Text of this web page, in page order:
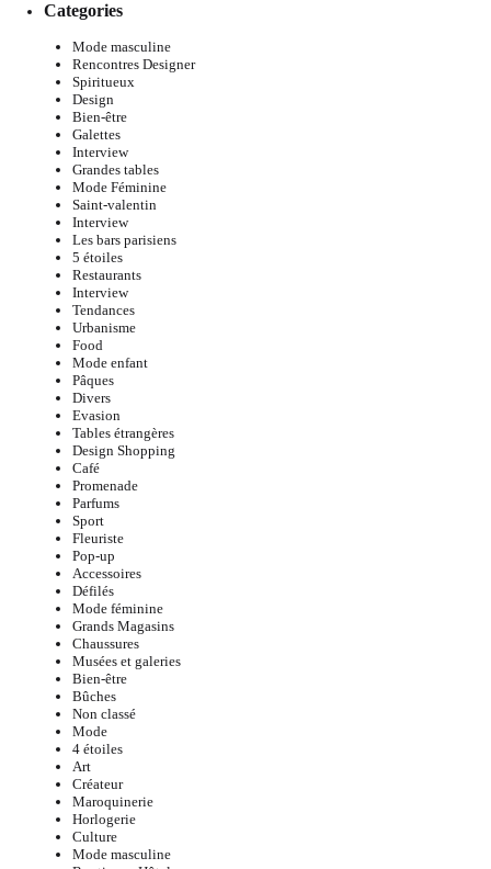
Categories
Mode masculine
Rencontres Designer
Spiritueux
Design
Bien-être
Galettes
Interview
Grandes tables
Mode Féminine
Saint-valentin
Interview
Les bars parisiens
5 étoiles
Restaurants
Interview
Tendances
Urbanisme
Food
Mode enfant
Pâques
Divers
Evasion
Tables étrangères
Design Shopping
Café
Promenade
Parfums
Sport
Fleuriste
Pop-up
Accessoires
Défilés
Mode féminine
Grands Magasins
Chaussures
Musées et galeries
Bien-être
Bûches
Non classé
Mode
4 étoiles
Art
Créateur
Maroquinerie
Horlogerie
Culture
Mode masculine